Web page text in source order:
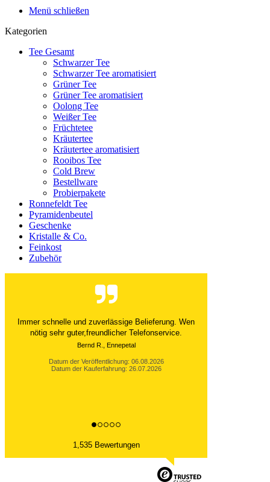
Menü schließen
Kategorien
Tee Gesamt
Schwarzer Tee
Schwarzer Tee aromatisiert
Grüner Tee
Grüner Tee aromatisiert
Oolong Tee
Weißer Tee
Früchtetee
Kräutertee
Kräutertee aromatisiert
Rooibos Tee
Cold Brew
Bestellware
Probierpakete
Ronnefeldt Tee
Pyramidenbeutel
Geschenke
Kristalle & Co.
Feinkost
Zubehör
Der Versand ist immer innerhalb von 24 Stunden
abgewickelt. Grossartig. Ich liebe die 1kg
Alubeutel.
Datum der Veröffentlichung: 06.08.2026
Datum der Kauferfahrung: 27.07.2026
1,535 Bewertungen